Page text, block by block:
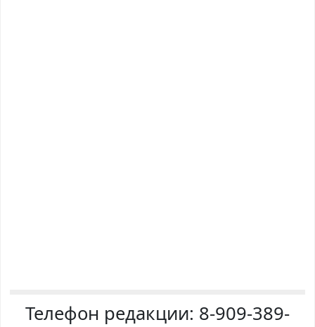
Телефон редакции: 8-909-389-